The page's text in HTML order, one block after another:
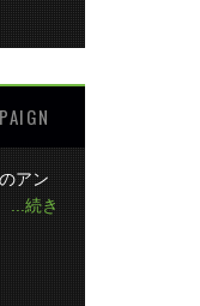
アン
...続き